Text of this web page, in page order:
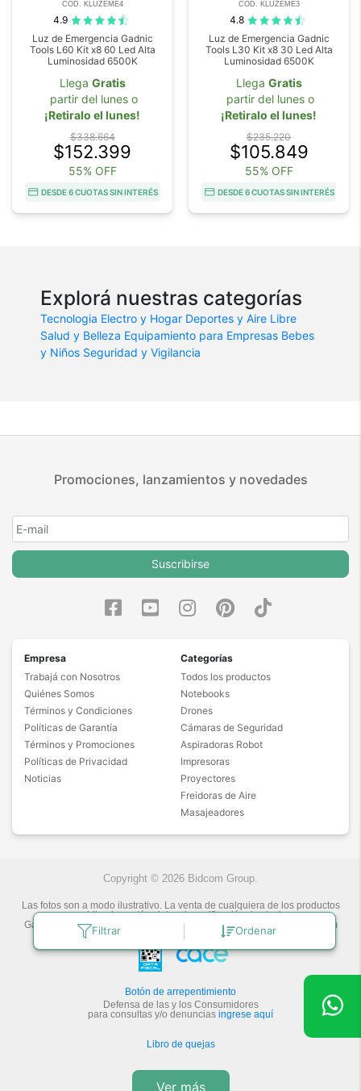
Filtrar Ordenar
COD. KLUZEME4
4.9
Luz de Emergencia Gadnic
Tools L60 Kit x8 60 Led Alta
Luminosidad 6500K
Llega Gratis
partir del lunes o
¡Retiralo el lunes!
$338.664
$152.399
55% OFF
DESDE 6 CUOTAS SIN INTERÉS
COD. KLUZEME3
4.8
Luz de Emergencia Gadnic
Tools L30 Kit x8 30 Led Alta
Luminosidad 6500K
Llega Gratis
partir del lunes o
¡Retiralo el lunes!
$235.220
$105.849
55% OFF
DESDE 6 CUOTAS SIN INTERÉS
Explorá nuestras categorías
Tecnologia Electro y Hogar Deportes y Aire Libre
Salud y Belleza Equipamiento para Empresas Bebes
y Niños Seguridad y Vigilancia
Promociones, lanzamientos y novedades
Suscribirse
Empresa
Trabajá con Nosotros
Quiénes Somos
Términos y Condiciones
Políticas de Garantía
Términos y Promociones
Políticas de Privacidad
Noticias
Categorías
Todos los productos
Notebooks
Drones
Cámaras de Seguridad
Aspiradoras Robot
Impresoras
Proyectores
Freidoras de Aire
Masajeadores
Copyright © 2026 Bidcom Group.
Las fotos son a modo ilustrativo. La venta de cualquiera de los productos
publicados está sujeta a la verificación de stock.
Gadnic Tecnología novedosa.
Última actualización: 8/8/2026
Bidcom
Botón de arrepentimiento
Defensa de las y los Consumidores
para consultas y/o denuncias ingrese aquí
Libro de quejas
Ver más